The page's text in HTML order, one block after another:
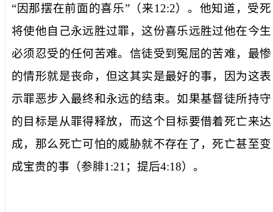
“因那摆在前面的喜乐”（来12:2）。他知道，受死
将使他自己永远胜过罪，这份喜乐远胜过他在今生
必须忍受的任何苦难。信徒受到冤屈的苦难，最惨
的情形就是丧命，但这其实是最好的事，因为这表
示罪恶步入最终和永远的结束。如果基督徒所持守
的目标是从罪得释放，而这个目标要借着死亡来达
成，那么死亡可怕的威胁就不存在了，死亡甚至变
成宝贵的事（参腓1:21 ；提后4:18）。